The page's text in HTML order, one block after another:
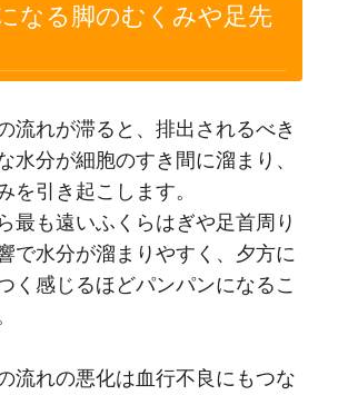
なる脚のむくみや足先
流れが滞ると、排出されるべき
水分が細胞のすき間に溜まり、
を引き起こします。
最も遠いふくらはぎや足首周り
で水分が溜まりやすく、夕方に
く感じるほどパンパンになるこ
流れの悪化は血行不良にもつな